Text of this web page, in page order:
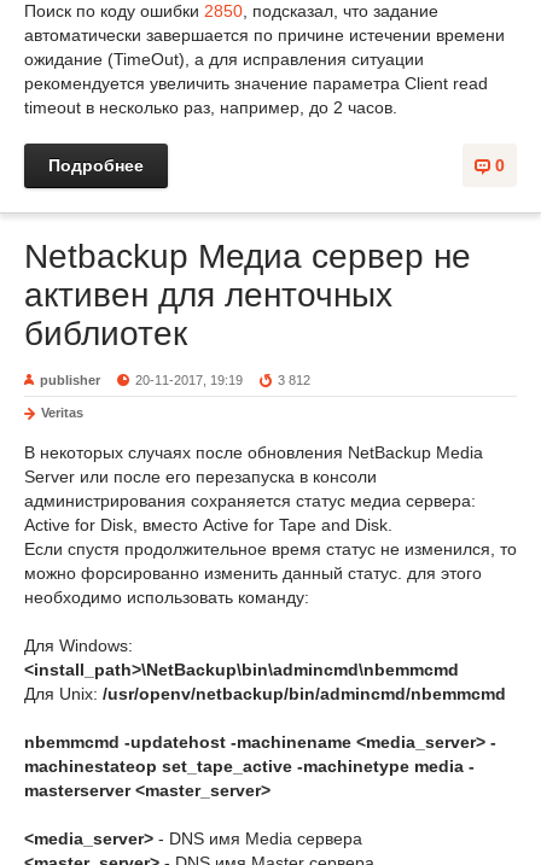
Поиск по коду ошибки 2850 , подсказал, что задание
автоматически завершается по причине истечении времени
ожидание (TimeOut), а для исправления ситуации
рекомендуется увеличить значение параметра Client read
timeout в несколько раз, например, до 2 часов.
0
Подробнее
Netbackup Медиа сервер не
активен для ленточных
библиотек
publisher 20-11-2017, 19:19 3 812
Veritas
В некоторых случаях после обновления NetBackup Media
Server или после его перезапуска в консоли
администрирования сохраняется статус медиа сервера:
Active for Disk, вместо Active for Tape and Disk.
Если спустя продолжительное время статус не изменился, то
можно форсированно изменить данный статус. для этого
необходимо использовать команду:
Для Windows:
<install_path>\NetBackup\bin\admincmd\nbemmcmd
Для Unix: /usr/openv/netbackup/bin/admincmd/nbemmcmd
nbemmcmd -updatehost -machinename <media_server> -
machinestateop set_tape_active -machinetype media -
masterserver <master_server>
<media_server> - DNS имя Media сервера